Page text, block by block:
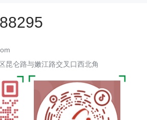
昆仑路与嫩江路交叉口西北角